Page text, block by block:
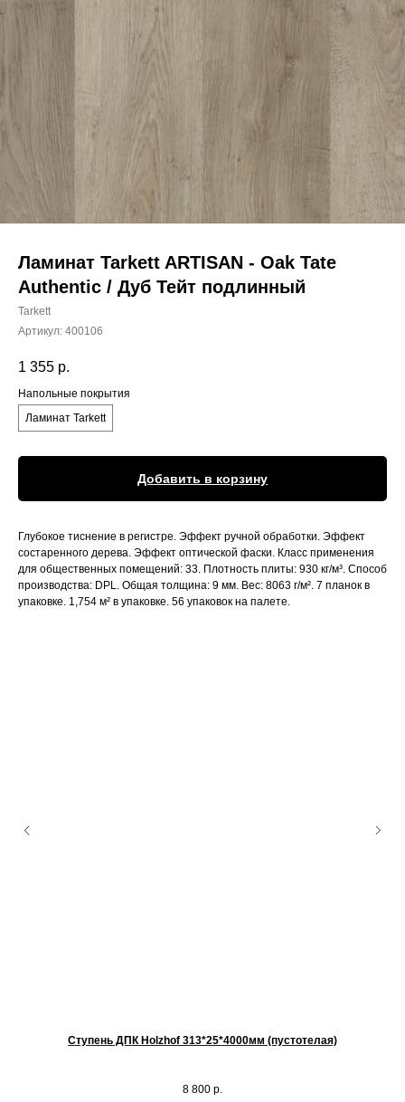
Ламинат Tarkett ARTISAN - Oak Tate
Authentic / Дуб Тейт подлинный
Tarkett
Артикул: 400106
1 355 р.
Напольные покрытия
Ламинат Tarkett
Добавить в корзину
Глубокое тиснение в регистре. Эффект ручной обработки. Эффект
состаренного дерева. Эффект оптической фаски. Класс применения
для общественных помещений: 33. Плотность плиты: 930 кг/м³. Способ
производства: DPL. Общая толщина: 9 мм. Вес: 8063 г/м². 7 планок в
упаковке. 1,754 м² в упаковке. 56 упаковок на палете.
Ступень ДПК Нolzhof 313*25*4000мм (пустотелая)
8 800 р.